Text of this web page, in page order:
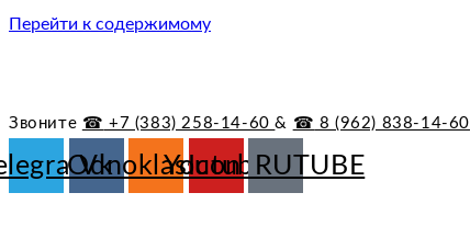
Перейти к содержимому
Звоните ☎︎ +7 (383) 258-14-60& ☎︎ 8 (962) 838-14-60
Vk
Odnoklassniki
Youtube
Icon_RUTUBE